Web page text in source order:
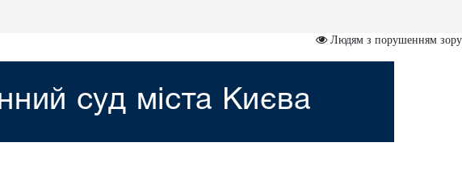
Людям з порушенням зору
суд міста Києва